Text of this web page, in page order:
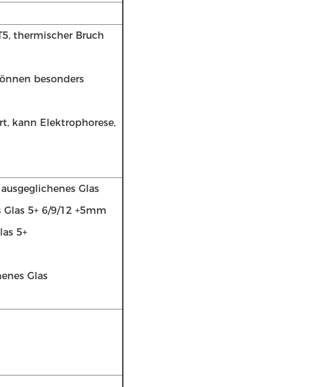
thermischer Bruch
besonders
kann Elektrophorese,
Glas
Glas 5+ 6/9/12 +5mm
5+
Glas